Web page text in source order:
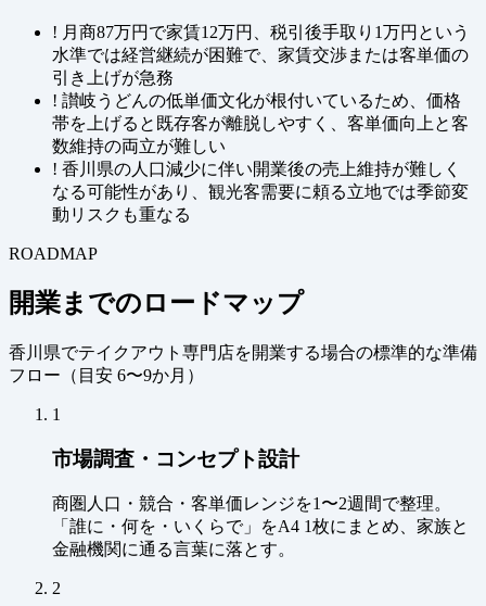
! 月商87万円で家賃12万円、税引後手取り1万円という
水準では経営継続が困難で、家賃交渉または客単価の
引き上げが急務
! 讃岐うどんの低単価文化が根付いているため、価格
帯を上げると既存客が離脱しやすく、客単価向上と客
数維持の両立が難しい
! 香川県の人口減少に伴い開業後の売上維持が難しく
なる可能性があり、観光客需要に頼る立地では季節変
動リスクも重なる
ROADMAP
開業までのロードマップ
香川県でテイクアウト専門店を開業する場合の標準的な準備
フロー（ 目安 6〜9か月 ）
1
市場調査・コンセプト設計
商圏人口・競合・客単価レンジを1〜2週間で整理。
「誰に・何を・いくらで」をA4 1枚にまとめ、家族と
金融機関に通る言葉に落とす。
2